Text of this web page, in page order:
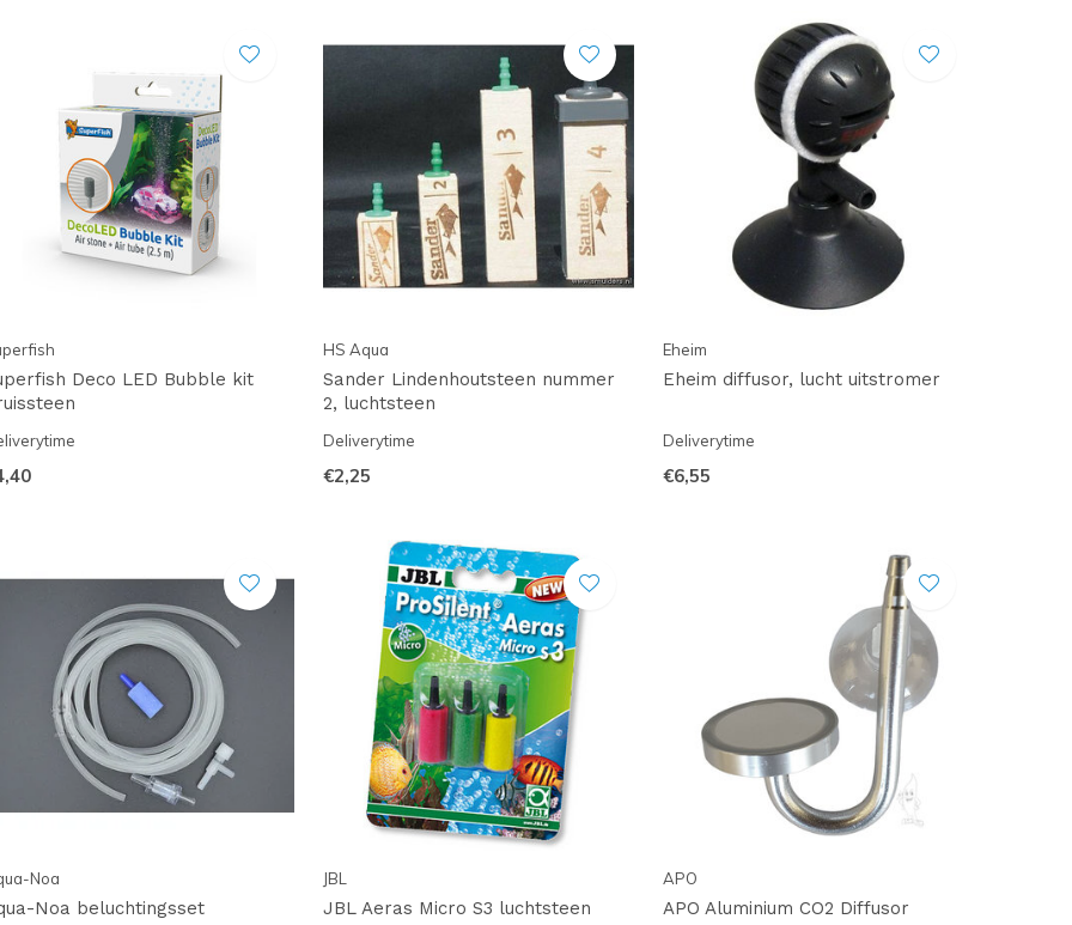
Deco LED Bubble kit
HS Aqua
Sander Lindenhoutsteen nummer
2, luchtsteen
Deliverytime
€2,25
Eheim
Eheim diffusor, lucht uitstromer
Deliverytime
€6,55
Noa
Noa beluchtingsset
JBL
JBL Aeras Micro S3 luchtsteen
APO
APO Aluminium CO2 Diffusor